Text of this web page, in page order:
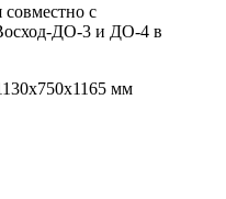
с
ДО-3 и ДО-4 в
мм